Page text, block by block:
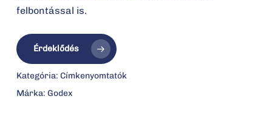
felbontással is.
Érdeklődés
Kategória: Címkenyomtatók
Márka: Godex